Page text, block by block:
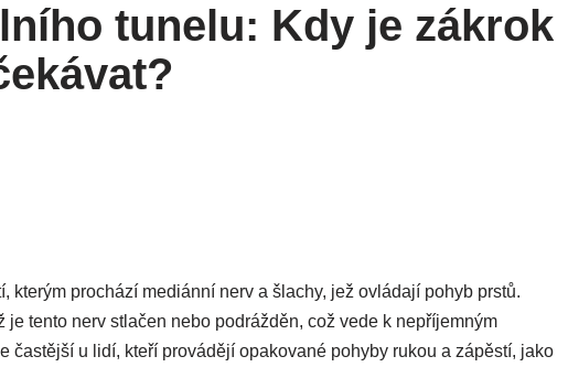
tunelu: Kdy je zákrok
kterým prochází mediánní nerv a šlachy, jež ovládají pohyb prstů.
tento nerv stlačen nebo podrážděn, což vede k nepříjemným
častější u lidí, kteří provádějí opakované pohyby rukou a zápěstí, jako